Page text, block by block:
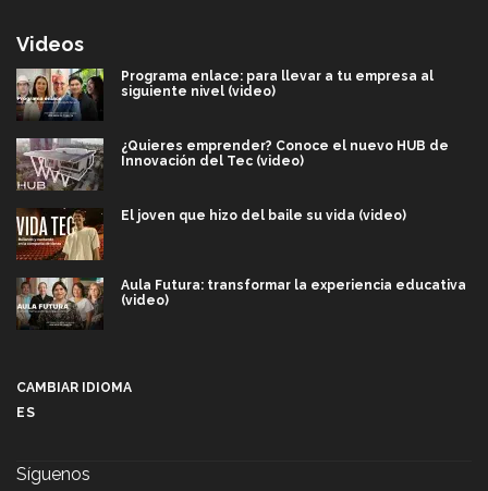
Videos
Programa enlace: para llevar a tu empresa al
siguiente nivel (video)
¿Quieres emprender? Conoce el nuevo HUB de
Innovación del Tec (video)
El joven que hizo del baile su vida (video)
Aula Futura: transformar la experiencia educativa
(video)
CAMBIAR IDIOMA
ES
Síguenos